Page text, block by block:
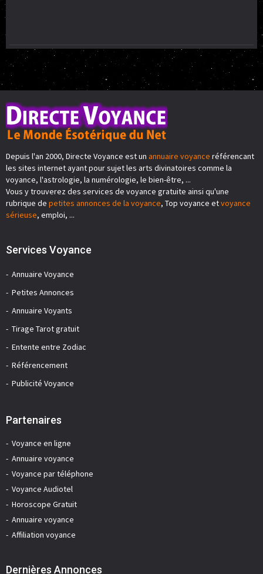
Depuis l'an 2000, Directe Voyance est un annuaire voyance référencant
les sites internet ayant pour sujet les arts divinatoires comme la
voyance, l'astrologie, la numérologie, le bien-être, ...
Vous y trouverez des services de voyance gratuite ainsi qu'une
rubrique de petites annonces de la voyance, Top voyance etvoyance
sérieuse, emploi, ...
Services Voyance
Annuaire Voyance
Petites Annonces
Annuaire Voyants
Tirage Tarot gratuit
Entente entre Zodiac
Référencement
Publicité Voyance
Partenaires
Voyance en ligne
Annuaire voyance
Voyance par téléphone
Voyance Audiotel
Horoscope Gratuit
Annuaire voyance
Affiliation voyance
Dernières Annonces